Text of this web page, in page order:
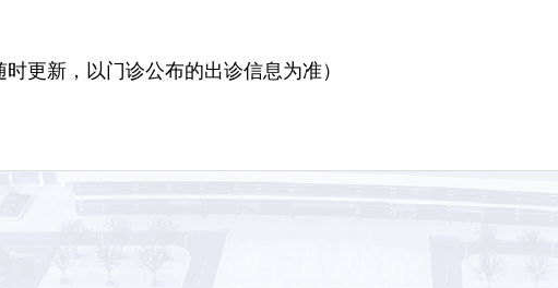
更新，以门诊公布的出诊信息为准）